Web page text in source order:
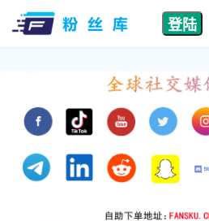
登陆